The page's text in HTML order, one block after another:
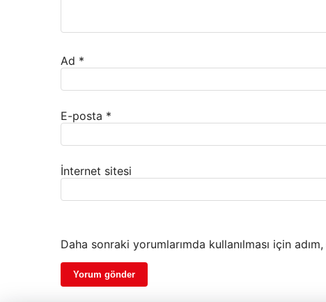
Ad *
E-posta *
İnternet sitesi
Daha sonraki yorumlarımda kullanılması için